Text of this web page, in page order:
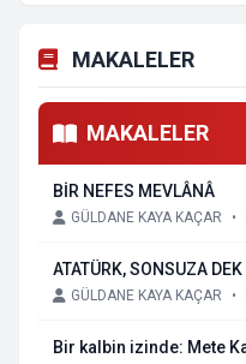
MAKALELER
MAKALELER
BİR NEFES MEVLÂNÂ
GÜLDANE KAYA KAÇAR •
ATATÜRK, SONSUZA
GÜLDANE KAYA KAÇAR •
Bir kalbin izinde: Mete